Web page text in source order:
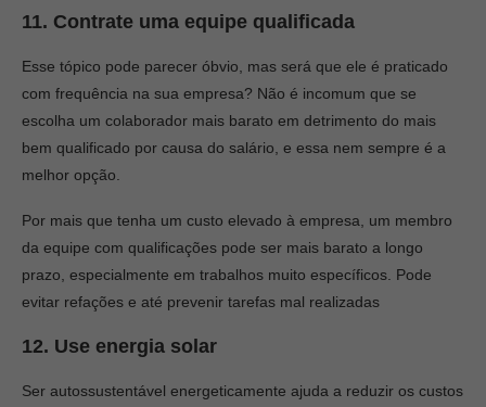
11. Contrate uma equipe qualificada
Esse tópico pode parecer óbvio, mas será que ele é praticado
com frequência na sua empresa? Não é incomum que se
escolha um colaborador mais barato em detrimento do mais
bem qualificado por causa do salário, e essa nem sempre é a
melhor opção.
Por mais que tenha um custo elevado à empresa, um membro
da equipe com qualificações pode ser mais barato a longo
prazo, especialmente em trabalhos muito específicos. Pode
evitar refações e até prevenir tarefas mal realizadas
12. Use energia solar
Ser autossustentável energeticamente ajuda a reduzir os custos